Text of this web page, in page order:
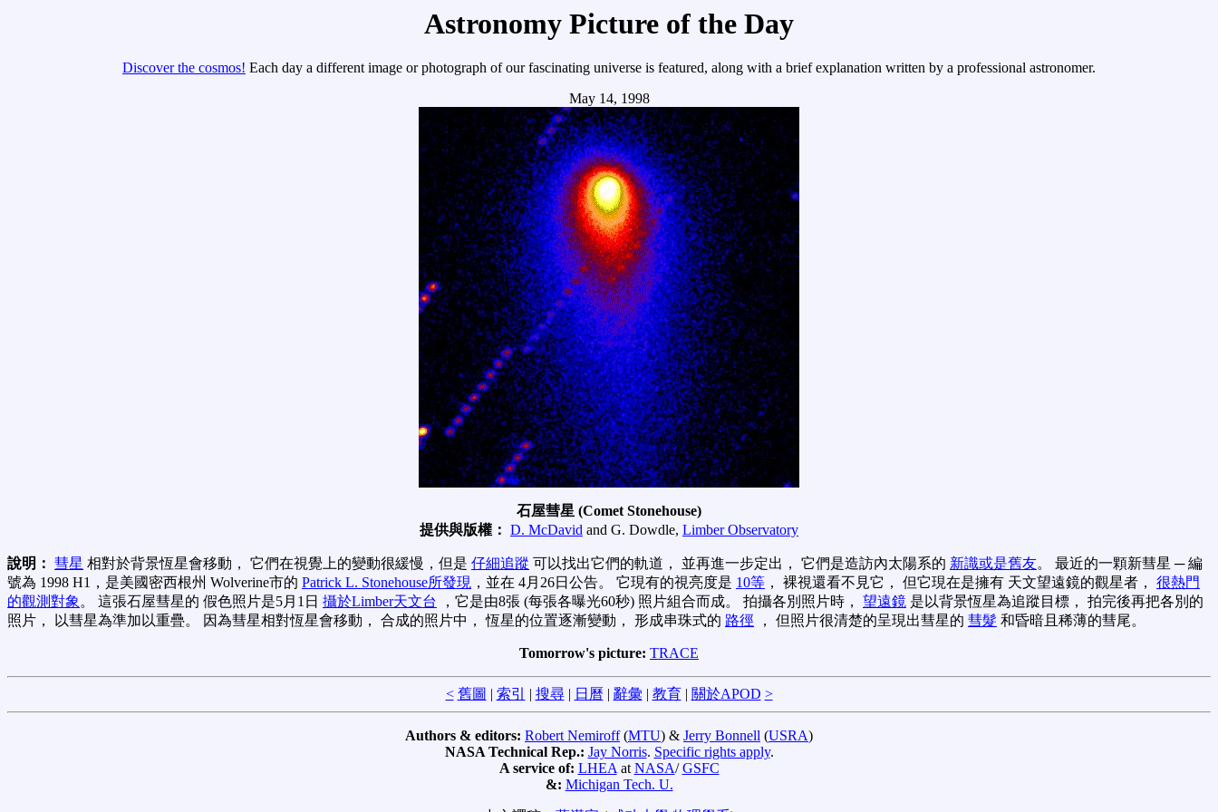
Astronomy Picture of the Day
Discover the cosmos! Each day a different image or photograph of our fascinating universe is featured, along with a brief explanation written by a professional astronomer.
May 14, 1998
石屋彗星 (Comet Stonehouse)
提供與版權： D. McDavid and G. Dowdle, Limber Observatory
說明： 彗星 相對於背景恆星會移動， 它們在視覺上的變動很緩慢，但是 仔細追蹤 可以找出它們的軌道， 並再進一步定出， 它們是造訪內太陽系的 新識或是舊友。 最近的一顆新彗星 ─ 編
號為 1998 H1，是美國密西根州 Wolverine市的 Patrick L. Stonehouse所發現 ，並在 4月26日公告。 它現有的視亮度是 10等 ， 裸視還看不見它， 但它現在是擁有 天文望遠鏡的觀星者， 很熱門
的觀測對象。 這張石屋彗星的 假色照片是5月1日 攝於Limber天文台 ，它是由8張 (每張各曝光60秒) 照片組合而成。 拍攝各別照片時， 望遠鏡 是以背景恆星為追蹤目標， 拍完後再把各別的
照片， 以彗星為準加以重疊。 因為彗星相對恆星會移動， 合成的照片中， 恆星的位置逐漸變動， 形成串珠式的 路徑 ， 但照片很清楚的呈現出彗星的 彗髮 和昏暗且稀薄的彗尾。
Tomorrow's picture: TRACE
< 舊圖 | 索引 | 搜尋| 日曆 | 辭彙 | 教育| 關於APOD >
Authors & editors: Robert Nemiroff(MTU) & Jerry Bonnell (USRA)
NASA Technical Rep.: Jay Norris. Specific rights apply.
A service of: LHEAatNASA/GSFC
&: Michigan Tech. U.